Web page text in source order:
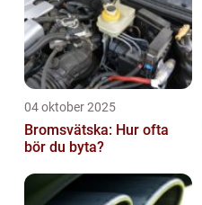
04 oktober 2025
Bromsvätska: Hur ofta
bör du byta?